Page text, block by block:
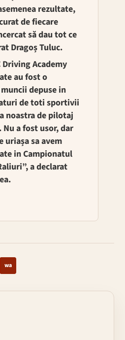
rezultate,
de fiecare
să dau tot ce
Dragoș Tuluc.
Driving Academy
au fost o
depuse in
de toti sportivii
noastra de pilotaj
a fost usor, dar
uriașa sa avem
in Campionatul
a declarat
wa